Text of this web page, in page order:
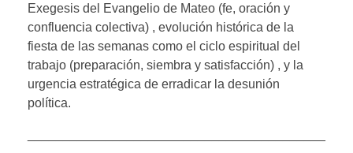
Exegesis del Evangelio de Mateo (fe, oración y
confluencia colectiva) , evolución histórica de la
fiesta de las semanas como el ciclo espiritual del
trabajo (preparación, siembra y satisfacción) , y la
urgencia estratégica de erradicar la desunión
política.